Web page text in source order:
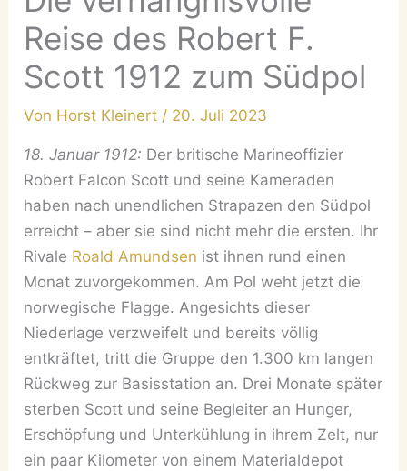
Reise des Robert F.
Scott 1912 zum Südpol
Von Horst Kleinert / 20. Juli 2023
18. Januar 1912: Der britische Marineoffizier
Robert Falcon Scott und seine Kameraden
haben nach unendlichen Strapazen den Südpol
erreicht – aber sie sind nicht mehr die ersten. Ihr
Rivale Roald Amundsen ist ihnen rund einen
Monat zuvorgekommen. Am Pol weht jetzt die
norwegische Flagge. Angesichts dieser
Niederlage verzweifelt und bereits völlig
entkräftet, tritt die Gruppe den 1.300 km langen
Rückweg zur Basisstation an. Drei Monate später
sterben Scott und seine Begleiter an Hunger,
Erschöpfung und Unterkühlung in ihrem Zelt, nur
ein paar Kilometer von einem Materialdepot